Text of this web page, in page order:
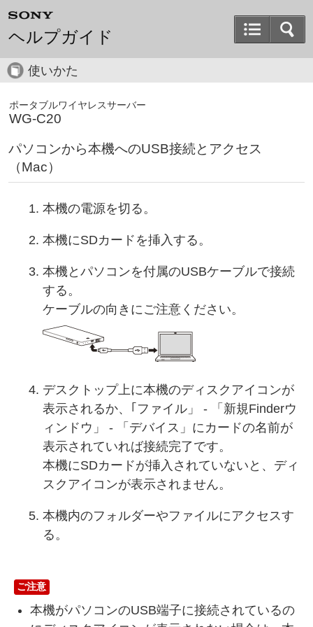
ヘルプガイド
使いかた
ポータブルワイヤレスサーバー
WG-C20
パソコンから本機へのUSB接続とアクセス
（Mac）
本機の電源を切る。
本機にSDカードを挿入する。
本機とパソコンを付属のUSBケーブルで接続
する。
ケーブルの向きにご注意ください。
デスクトップ上に本機のディスクアイコンが
表示されるか、｢ファイル」 - 「新規Finderウ
ィンドウ」 - 「デバイス」にカードの名前が
表示されていれば接続完了です。
本機にSDカードが挿入されていないと、ディ
スクアイコンが表示されません。
本機内のフォルダーやファイルにアクセスす
る。
ご注意
本機がパソコンのUSB端子に接続されているの